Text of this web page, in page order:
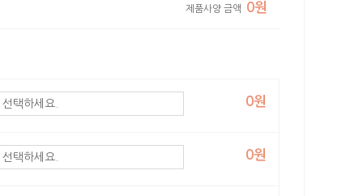
제품사양 금액 0원
0원
0원